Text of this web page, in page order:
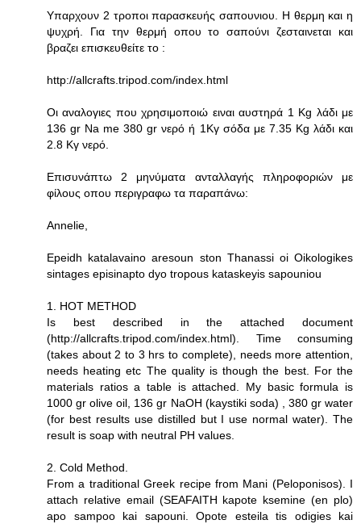
Υπαρχουν 2 τροποι παρασκευής σαπουνιου. Η θερμη και η
ψυχρή. Για την θερμή οπου το σαπούνι ζεσταινεται και
βραζει επισκευθείτε το :
http://allcrafts.tripod.com/index.html
Οι αναλογιες που χρησιμοποιώ ειναι αυστηρά 1 Kg λάδι με
136 gr Na me 380 gr νερό ή 1Κγ σόδα με 7.35 Kg λάδι και
2.8 Κγ νερό.
Επισυνάπτω 2 μηνύματα ανταλλαγής πληροφοριών με
φίλους οπου περιγραφω τα παραπάνω:
Annelie,
Epeidh katalavaino aresoun ston Thanassi oi Oikologikes
sintages episinapto dyo tropous kataskeyis sapouniou
1. HOT METHOD
Is best described in the attached document
(http://allcrafts.tripod.com/index.html). Time consuming
(takes about 2 to 3 hrs to complete), needs more attention,
needs heating etc The quality is though the best. For the
materials ratios a table is attached. My basic formula is
1000 gr olive oil, 136 gr NaOH (kaystiki soda) , 380 gr water
(for best results use distilled but I use normal water). The
result is soap with neutral PH values.
2. Cold Method.
From a traditional Greek recipe from Mani (Peloponisos). I
attach relative email (SEAFAITH kapote ksemine (en plo)
apo sampoo kai sapouni. Opote esteila tis odigies kai